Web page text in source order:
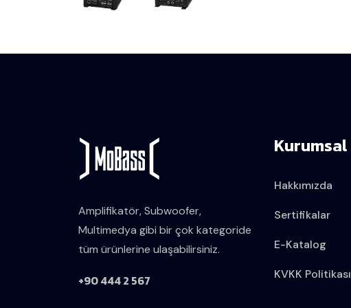
Amplifikatör, Subwoofer,
Multimedya gibi bir çok kategoride
tüm ürünlerine ulaşabilirsiniz.
+90 444 2 567
Kurumsal
Hakkımızda
Sertifikalar
E-Katalog
KVKK Politikası